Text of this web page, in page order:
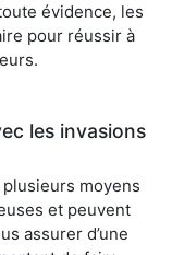
évidence, les
pour réussir à
les invasions
moyens
et peuvent
assurer d’une